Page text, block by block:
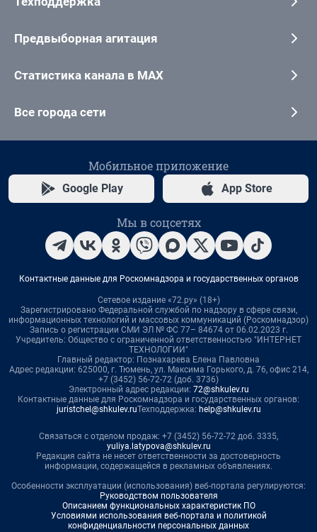
Предвыборная агитация
Статистика канала в MAX
Все города сети
Мобильное приложение
Google Play App Store
Мы в соцсетях
Контактные данные для Роскомнадзора и государственных органов
Сетевое издание «72.ру» (18+)
Зарегистрировано Федеральной службой по надзору в сфере связи,
информационных технологий и массовых коммуникаций (Роскомнадзор)
Запись о регистрации СМИ ЭЛ № ФС 77– 84674 от 06.02.2023 г.
Учредитель: Общество с ограниченной ответственностью "ИНТЕРНЕТ
ТЕХНОЛОГИИ"
Главный редактор: Познахарева Елена Павловна
Адрес редакции: 625000, г. Тюмень, ул. Максима Горького, д. 76, офис 214,
+7 (3452) 56-72-72 (доб. 3736)
Электронный адрес редакции: 72@shkulev.ru
Контактные данные для Роскомнадзора и государственных органов:
juristchel@shkulev.ruТехподдержка: help@shkulev.ru
Связаться с отделом продаж: +7 (3452) 56-72-72 доб. 3335,
yuliya.latypova@shkulev.ru
Редакция сайта не несет ответственности за достоверность
информации, содержащейся в рекламных объявлениях.
Особенности эксплуатации (использования) веб-портала регулируются:
Руководством пользователя
Описанием функциональных характеристик ПО
Условиями использования веб-портала и политикой
конфиденциальности персональных данных